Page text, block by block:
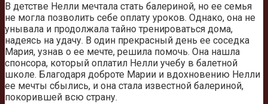
В детстве Нелли мечтала стать балериной, но ее семья
не могла позволить себе оплату уроков. Однако, она не
унывала и продолжала тайно тренироваться дома,
надеясь на удачу. В один прекрасный день ее соседка
Мария, узнав о ее мечте, решила помочь. Она нашла
спонсора, который оплатил Нелли учебу в балетной
школе. Благодаря доброте Марии и вдохновению Нелли
ее мечты сбылись, и она стала известной балериной,
покорившей всю страну.